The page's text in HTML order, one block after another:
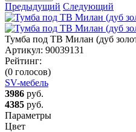
Предыдущий Следующий
Тумба под ТВ Милан (дуб
Артикул: 90039131
Рейтинг:
(0 голосов)
SV-мебель
3986 руб.
4385 руб.
Параметры
Цвет